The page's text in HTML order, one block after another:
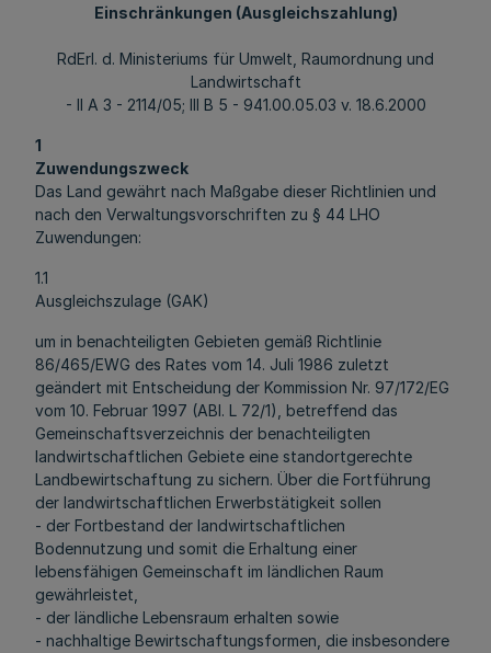
Einschränkungen (Ausgleichszahlung)
RdErl. d. Ministeriums für Umwelt, Raumordnung und
Landwirtschaft
- II A 3 - 2114/05; III B 5 - 941.00.05.03 v. 18.6.2000
1
Zuwendungszweck
Das Land gewährt nach Maßgabe dieser Richtlinien und
nach den Verwaltungsvorschriften zu § 44 LHO
Zuwendungen:
1.1
Ausgleichszulage (GAK)
um in benachteiligten Gebieten gemäß Richtlinie
86/465/EWG des Rates vom 14. Juli 1986 zuletzt
geändert mit Entscheidung der Kommission Nr. 97/172/EG
vom 10. Februar 1997 (ABl. L 72/1), betreffend das
Gemeinschaftsverzeichnis der benachteiligten
landwirtschaftlichen Gebiete eine standortgerechte
Landbewirtschaftung zu sichern. Über die Fortführung
der landwirtschaftlichen Erwerbstätigkeit sollen
- der Fortbestand der landwirtschaftlichen
Bodennutzung und somit die Erhaltung einer
lebensfähigen Gemeinschaft im ländlichen Raum
gewährleistet,
- der ländliche Lebensraum erhalten sowie
- nachhaltige Bewirtschaftungsformen, die insbesondere